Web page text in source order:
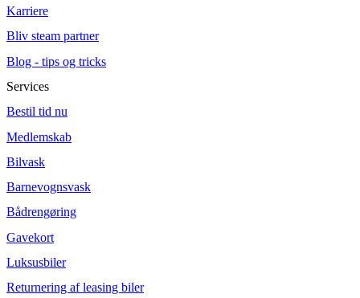
Karriere
Bliv steam partner
Blog - tips og tricks
Services
Bestil tid nu
Medlemskab
Bilvask
Barnevognsvask
Bådrengøring
Gavekort
Luksusbiler
Returnering af leasing biler